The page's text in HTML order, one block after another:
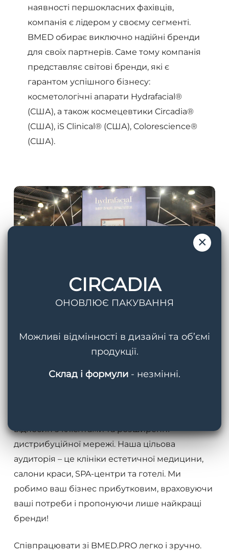
наявності першокласних фахівців,
компанія є лідером у своєму сегменті.
BMED обирає виключно надійні бренди
для своїх партнерів. Саме тому компанія
представляє світові бренди, які є
гарантом успішного бізнесу:
косметологічні апарати Hydrafacial®
(США), а також космецевтики Circadia®
(США), iS Clinical® (США), Colorescience®
(США).
відносин з клієнтами та розширенні
дистрибуційної мережі. Наша цільова
аудиторія – це клініки естетичної медицини,
салони краси, SPA-центри та готелі. Ми
робимо ваш бізнес прибутковим, враховуючи
ваші потреби і пропонуючи лише найкращі
бренди!
Співпрацювати зі BMED.PRO легко і зручно.
×
CIRCADIA
ОНОВЛЮЄ ПАКУВАННЯ
Можливі відмінності в дизайні та об’ємі
продукції.
Склад і формули - незмінні.